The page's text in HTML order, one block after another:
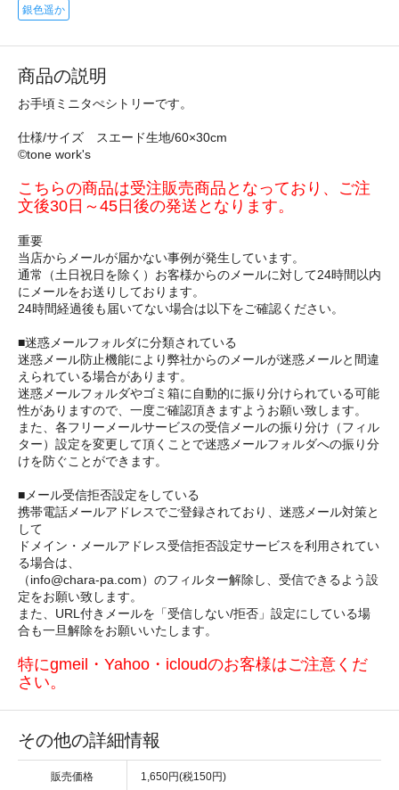
銀色遥か
商品の説明
お手頃ミニタぺシトリーです。
仕様/サイズ スエード生地/60×30cm
©tone work's
こちらの商品は受注販売商品となっており、ご注
文後30日～45日後の発送となります。
重要
当店からメールが届かない事例が発生しています。
通常（土日祝日を除く）お客様からのメールに対して24時間以内
にメールをお送りしております。
24時間経過後も届いてない場合は以下をご確認ください。
■迷惑メールフォルダに分類されている
迷惑メール防止機能により弊社からのメールが迷惑メールと間違
えられている場合があります。
迷惑メールフォルダやゴミ箱に自動的に振り分けられている可能
性がありますので、一度ご確認頂きますようお願い致します。
また、各フリーメールサービスの受信メールの振り分け（フィル
ター）設定を変更して頂くことで迷惑メールフォルダへの振り分
けを防ぐことができます。
■メール受信拒否設定をしている
携帯電話メールアドレスでご登録されており、迷惑メール対策と
して
ドメイン・メールアドレス受信拒否設定サービスを利用されてい
る場合は、
（info@chara-pa.com）のフィルター解除し、受信できるよう設
定をお願い致します。
また、URL付きメールを「受信しない/拒否」設定にしている場
合も一旦解除をお願いいたします。
特にgmeil・Yahoo・icloudのお客様はご注意くだ
さい。
その他の詳細情報
販売価格 1,650円(税150円)